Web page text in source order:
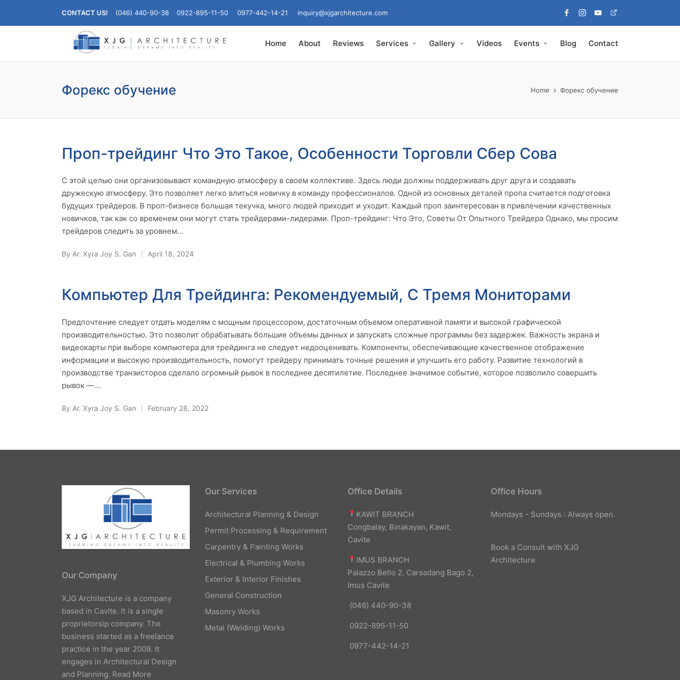
CONTACT US! (046) 440-90-38 0922-895-11-50 0977-442-14-21 inquiry@xjgarchitecture.com
FacebookInstagram
YoutubePinterest
Home About Reviews Services Gallery Videos Events Blog Contact
Форекс обучение Home Форекс обучение
Проп-трейдинг Что Это Такое, Особенности Торговли Сбер Сова
С этой целью они организовывают командную атмосферу в своем коллективе. Здесь люди должны поддерживать друг друга и создавать
дружескую атмосферу. Это позволяет легко влиться новичку в команду профессионалов. Одной из основных деталей пропа считается подготовка
будущих трейдеров. В проп-бизнесе большая текучка, много людей приходит и уходит. Каждый проп заинтересован в привлечении качественных
новичков, так как со временем они могут стать трейдерами-лидерами. Проп-трейдинг: Что Это, Советы От Опытного Трейдера Однако, мы просим
трейдеров следить за уровнем…
Posted
By Ar. Xyra Joy S. Gan April 18, 2024
Компьютер Для Трейдинга: Рекомендуемый, С Тремя Мониторами
Предпочтение следует отдать моделям с мощным процессором, достаточным объемом оперативной памяти и высокой графической
производительностью. Это позволит обрабатывать большие объемы данных и запускать сложные программы без задержек. Важность экрана и
видеокарты при выборе компьютера для трейдинга не следует недооценивать. Компоненты, обеспечивающие качественное отображение
информации и высокую производительность, помогут трейдеру принимать точные решения и улучшить его работу. Развитие технологий в
производстве транзисторов сделало огромный рывок в последнее десятилетие. Последнее значимое событие, которое позволило совершить
рывок —…
Posted
By Ar. Xyra Joy S. Gan February 28, 2022
Our Company
XJG Architecture is a company
based in Cavite. It is a single
proprietorsip company. The
business started as a freelance
practice in the year 2009. It
engages in Architectural Design
and Planning. Read More
Our Services
Architectural Planning & Design
Permit Processing & Requirement
Carpentry & Painting Works
Electrical & Plumbing Works
Exterior & Interior Finishes
General Construction
Masonry Works
Metal (Welding) Works
Office Details
KAWIT BRANCH
Congbalay, Binakayan, Kawit,
Cavite
IMUS BRANCH
Palazzo Bello 2, Carsadang Bago 2,
Imus Cavite
(046) 440-90-38
0922-895-11-50
0977-442-14-21
Office Hours
Mondays - Sundays : Always open.
Book a Consult with XJG
Architecture